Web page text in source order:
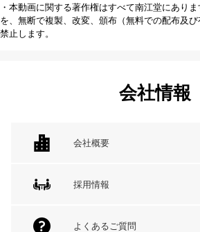
・本動画に関する著作権はすべて南江堂にあり
を、無断で複製、改変、頒布（無料での配布及
禁止します。
会社情報
会社概要
採用情報
よくあるご質問